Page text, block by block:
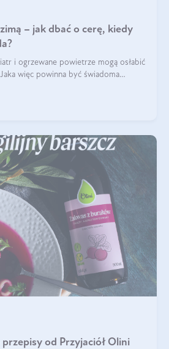
– jak dbać o cerę, kiedy
i ogrzewane powietrze mogą osłabić
więc powinna być świadoma
od Przyjaciół Olini